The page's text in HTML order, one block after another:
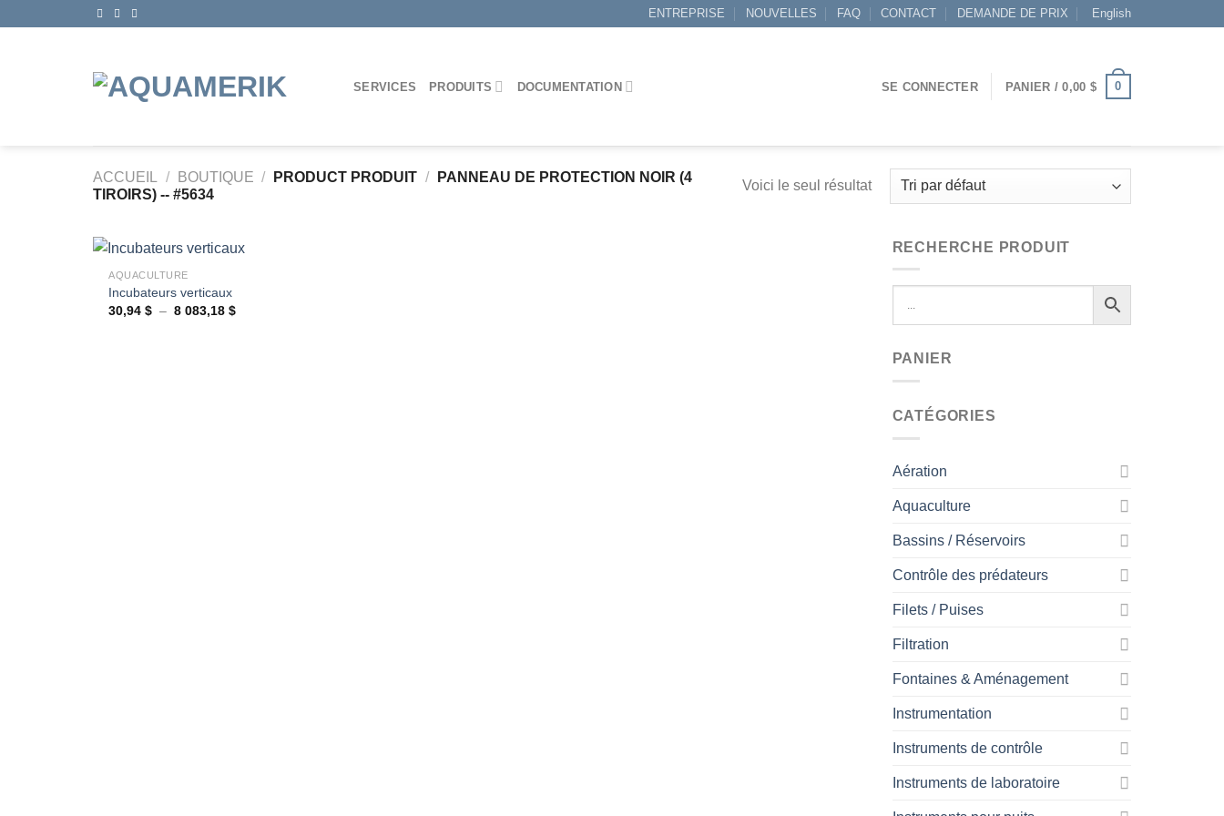
ENTREPRISE NOUVELLES FAQ CONTACT DEMANDE DE PRIX English
SERVICES PRODUITS DOCUMENTATION SE CONNECTER PANIER /0,00 $ 0
ACCUEIL / BOUTIQUE / PRODUCT PRODUIT /
PANNEAU DE PROTECTION NOIR (4
TIROIRS) -- #5634
Voici le seul résultat
Ajouter
AQUACULTURE
Incubateurs verticaux
30,94$ – 8 083,18$Plage
RECHERCHE PRODUIT
PANIER
CATÉGORIES
Aération
Aquaculture
Bassins / Réservoirs
Contrôle des prédateurs
Filets / Puises
Filtration
Fontaines & Aménagement
Instrumentation
Instruments de contrôle
Instruments de laboratoire